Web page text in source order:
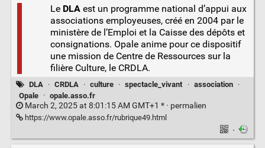
Le DLAest un programme national d’appui aux
associations employeuses, créé en 2004 par le
ministère de l’Emploi et la Caisse des dépôts et
consignations. Opale anime pour ce dispositif
une mission de Centre de Ressources sur la
filière Culture, le CRDLA.
DLA · CRDLA · culture · spectacle_vivant · association
·
Opale
· opale.asso.fr
March 2, 2025 at 8:01:15 AM GMT+1 * · permalien
https://www.opale.asso.fr/rubrique49.html
·